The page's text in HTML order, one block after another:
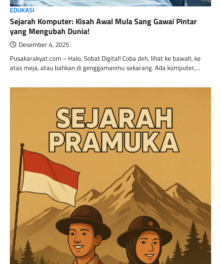
EDUKASI
Sejarah Komputer: Kisah Awal Mula Sang Gawai Pintar
yang Mengubah Dunia!
Desember 4, 2025
Pusakarakyat.com – Halo, Sobat Digital! Coba deh, lihat ke bawah, ke
atas meja, atau bahkan di genggamanmu sekarang. Ada komputer,…